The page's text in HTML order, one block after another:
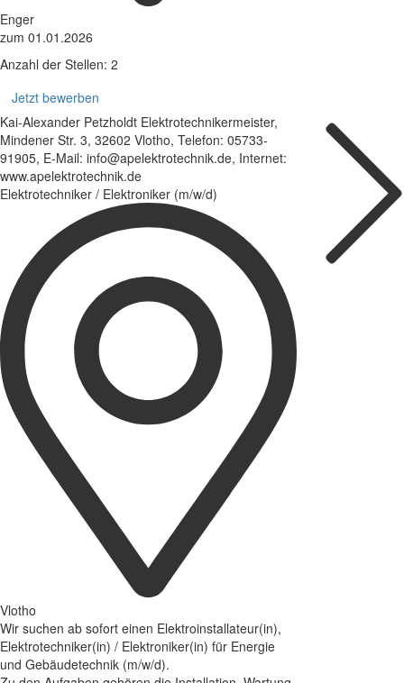
Enger
zum 01.01.2026
Anzahl der Stellen: 2
Jetzt bewerben
Kai-Alexander Petzholdt Elektrotechnikermeister,
Mindener Str. 3, 32602 Vlotho, Telefon: 05733-
91905, E-Mail: info@apelektrotechnik.de, Internet:
www.apelektrotechnik.de
Elektrotechniker / Elektroniker (m/w/d)
Vlotho
Wir suchen ab sofort einen Elektroinstallateur(in),
Elektrotechniker(in) / Elektroniker(in) für Energie
und Gebäudetechnik (m/w/d).